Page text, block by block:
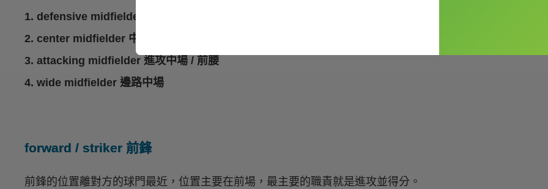
1. defensive midfielder 防守中場 / 後腰
2. center midfielder 中路中場 / 正中場
3. attacking midfielder 進攻中場 / 前腰
4. wide midfielder 邊路中場
forward / striker 前鋒
前鋒的位置離對方的球門最近，位置主要在前場，最主要的職責就是進攻並得分。